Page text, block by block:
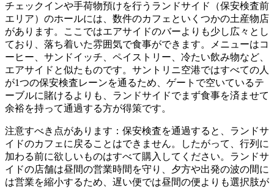
チェックインや手荷物預けを行うランドサイド（保安検査前
エリア）のホールには、数件のカフェといくつかの土産物店
があります。ここではエアサイドのバーよりも少し広々とし
ており、落ち着いた雰囲気で食事ができます。メニューはコ
ーヒー、サンドイッチ、ペイストリー、冷たい飲み物など、
エアサイドと似たものです。サントリニ空港ではすべての人
が1つの保安検査レーンを通るため、ゲートで空いているテ
ーブルに賭けるよりも、ランドサイドでまず食事を済ませて
余裕を持って通過する方が得策です。
注意すべき点があります：保安検査を通過すると、ランドサ
イドのカフェに戻ることはできません。したがって、行列に
加わる前に欲しいものはすべて購入してください。ランドサ
イドの店舗は昼間の営業時間を守り、夕方や出発の波の間に
は営業を縮小するため、遅い便では昼間の便よりも選択肢が